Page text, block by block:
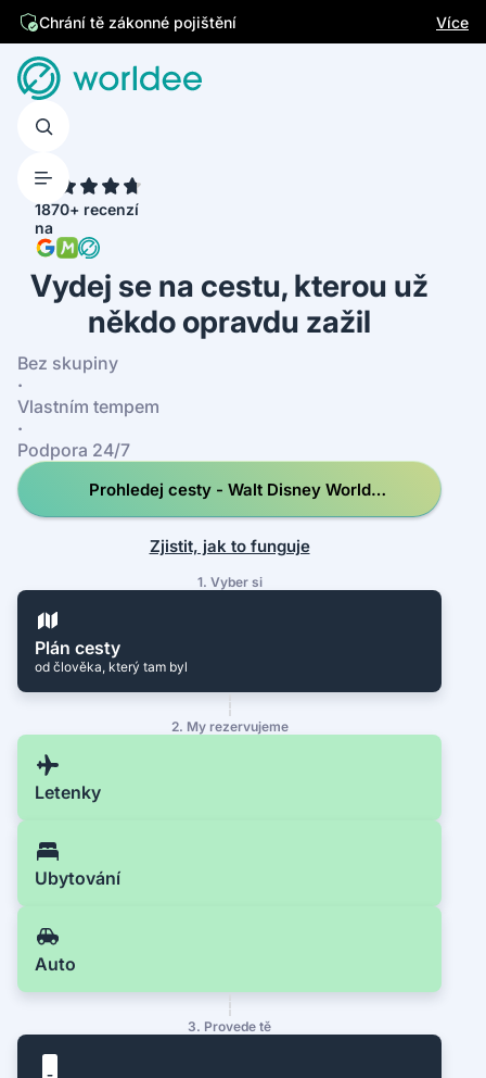
Více
1870+ recenzí
na
Vydej se na cestu, kterou už
někdo opravdu zažil
Bez skupiny
·
Vlastním tempem
·
Podpora 24/7
Prohledej cesty - Walt Disney World
Zjistit, jak to funguje
1. Vyber si
Plán cesty
od člověka, který tam byl
2. My rezervujeme
Letenky
Ubytování
Auto
3. Provede tě